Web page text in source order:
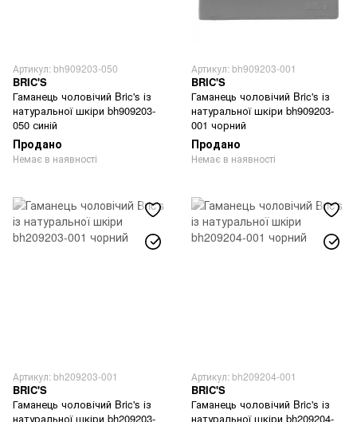
Артикул: bh909203-050
BRIC'S
Гаманець чоловічий Bric's із
натуральної шкіри bh909203-
050 синій
Продано
Немає в наявності
Артикул: bh909203-001
BRIC'S
Гаманець чоловічий Bric's із
натуральної шкіри bh909203-
001 чорний
Продано
Немає в наявності
Артикул: bh209203-001
BRIC'S
Гаманець чоловічий Bric's із
натуральної шкіри bh209203-
Артикул: bh209204-001
BRIC'S
Гаманець чоловічий Bric's із
натуральної шкіри bh209204-